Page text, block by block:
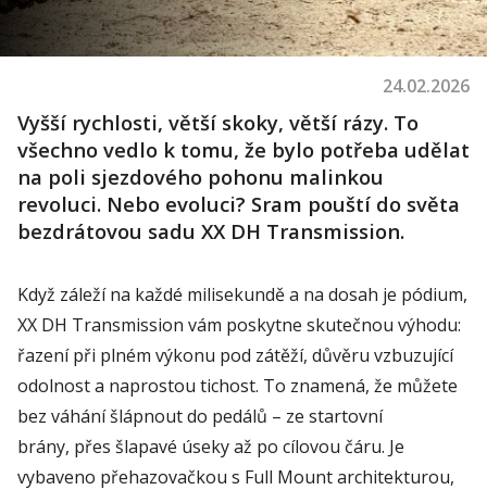
24.02.2026
Vyšší rychlosti, větší skoky, větší rázy. To
všechno vedlo k tomu, že bylo potřeba udělat
na poli sjezdového pohonu malinkou
revoluci. Nebo evoluci? Sram pouští do světa
bezdrátovou sadu XX DH Transmission.
Když záleží na každé milisekundě a na dosah je pódium,
XX DH Transmission vám poskytne skutečnou výhodu:
řazení při plném výkonu pod zátěží, důvěru vzbuzující
odolnost a naprostou tichost. To znamená, že můžete
bez váhání šlápnout do pedálů – ze startovní
brány, přes šlapavé úseky až po cílovou čáru. Je
vybaveno přehazovačkou s Full Mount architekturou,